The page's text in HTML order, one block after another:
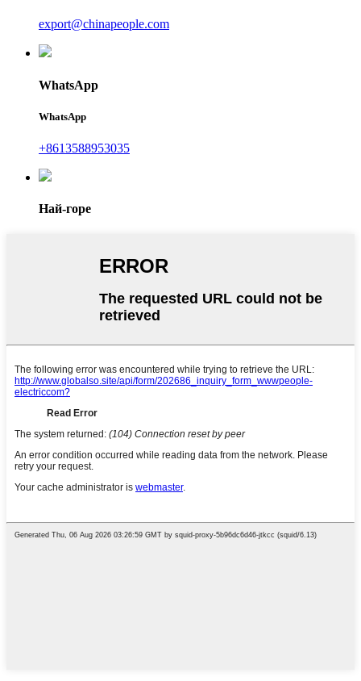
export@chinapeople.com
WhatsApp
WhatsApp
+8613588953035
Най-горе